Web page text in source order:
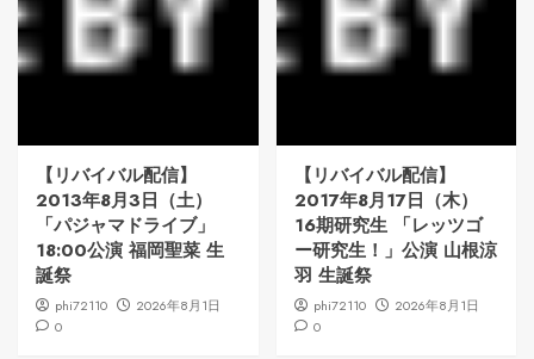
【リバイバル配信】
2013年8月3日（土）
「パジャマドライブ」
18:00公演 福岡聖菜 生
誕祭
phi72110
2026年8月1日
0
【リバイバル配信】
2017年8月17日（木）
16期研究生 「レッツゴ
ー研究生！」公演 山根涼
羽 生誕祭
phi72110
2026年8月1日
0